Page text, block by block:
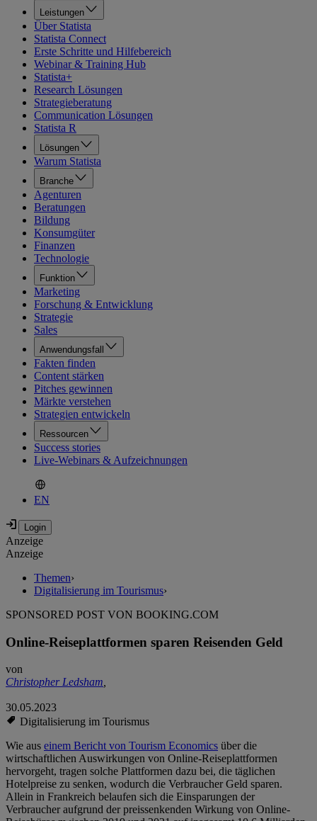
Leistungen
Über Statista
Statista Connect
Erste Schritte und Hilfebereich
Webinar & Training Hub
Statista+
Research Lösungen
Strategieberatung
Communication Lösungen
Statista R
Lösungen
Warum Statista
Branche
Agenturen
Beratungen
Bildung
Konsumgüter
Finanzen
Technologie
Funktion
Marketing
Forschung & Entwicklung
Strategie
Sales
Anwendungsfall
Fakten finden
Content stärken
Pitches gewinnen
Märkte verstehen
Strategien entwickeln
Ressourcen
Success stories
Live-Webinars & Aufzeichnungen
EN
Anzeige
Anzeige
Themen›
Digitalisierung im Tourismus›
SPONSORED POST VON BOOKING.COM
Online-Reiseplattformen sparen Reisenden Geld
von
Christopher Ledsham,
30.05.2023
Digitalisierung im Tourismus
Wie aus einem Bericht von Tourism Economics über die
wirtschaftlichen Auswirkungen von Online-Reiseplattformen
hervorgeht, tragen solche Plattformen dazu bei, die täglichen
Hotelpreise zu senken, wodurch die Verbraucher Geld sparen.
Allein in Frankreich belaufen sich die Einsparungen der
Verbraucher aufgrund der preissenkenden Wirkung von Online-